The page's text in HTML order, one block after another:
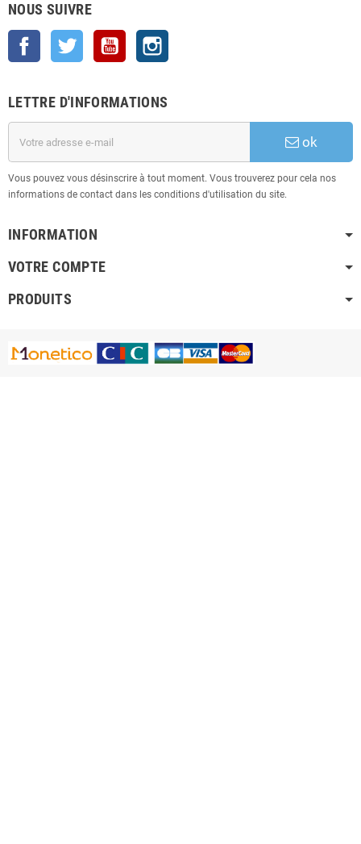
NOUS SUIVRE
Facebook Twitter YouTube
LETTRE D'INFORMATIONS
ok
Vous pouvez vous désinscrire à tout moment. Vous trouverez pour cela nos
informations de contact dans les conditions d'utilisation du site.
INFORMATION
VOTRE COMPTE
PRODUITS